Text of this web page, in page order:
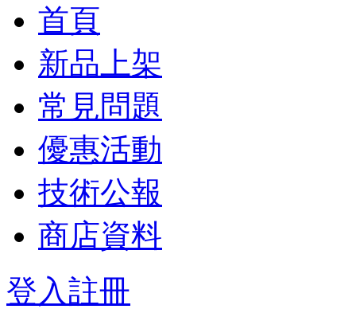
首頁
新品上架
常見問題
優惠活動
技術公報
商店資料
登入註冊